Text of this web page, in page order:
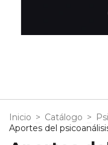
Inicio > Catálogo >
Aportes del